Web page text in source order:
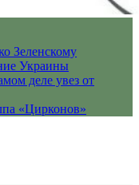
Зеленскому
Украины
деле увез от
«Цирконов»